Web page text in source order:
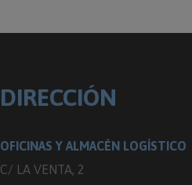
DIRECCIÓN
OFICINAS Y ALMACÉN LOGÍSTICO
C/ LA VENTA, 2